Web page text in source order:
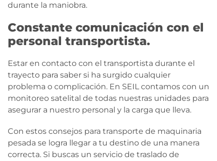
durante la maniobra.
Constante comunicación con el
personal transportista.
Estar en contacto con el transportista durante el
trayecto para saber si ha surgido cualquier
problema o complicación. En SEIL contamos con un
monitoreo satelital de todas nuestras unidades para
asegurar a nuestro personal y la carga que lleva.
Con estos consejos para transporte de maquinaria
pesada se logra llegar a tu destino de una manera
correcta. Si buscas un servicio de traslado de